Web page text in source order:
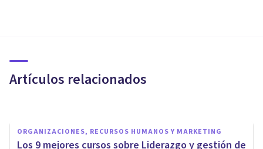
Artículos relacionados
Formación en Psicología
ORGANIZACIONES, RECURSOS HUMANOS Y MARKETING
Los 9 mejores cursos sobre Liderazgo y gestión de